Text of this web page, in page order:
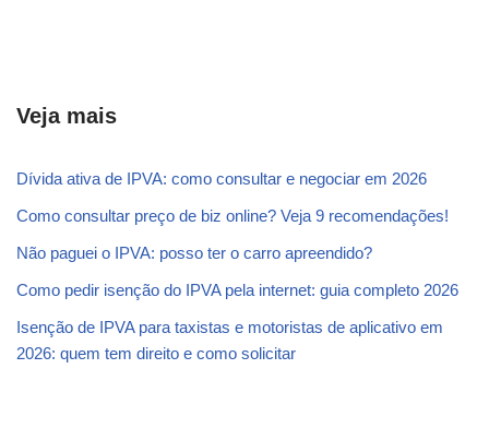
Veja mais
Dívida ativa de IPVA: como consultar e negociar em 2026
Como consultar preço de biz online? Veja 9 recomendações!
Não paguei o IPVA: posso ter o carro apreendido?
Como pedir isenção do IPVA pela internet: guia completo 2026
Isenção de IPVA para taxistas e motoristas de aplicativo em
2026: quem tem direito e como solicitar